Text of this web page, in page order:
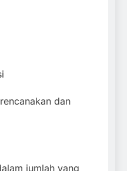
dan
jumlah yang